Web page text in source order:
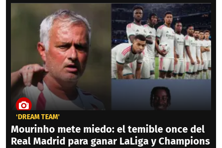
‘DREAM TEAM'
Mourinho mete miedo: el temible once del
Real Madrid para ganar LaLiga y Champions